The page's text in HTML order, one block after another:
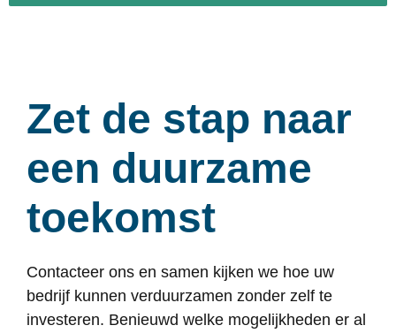
Zet de stap naar
een duurzame
toekomst
Contacteer ons en samen kijken we hoe uw
bedrijf kunnen verduurzamen zonder zelf te
investeren. Benieuwd welke mogelijkheden er al